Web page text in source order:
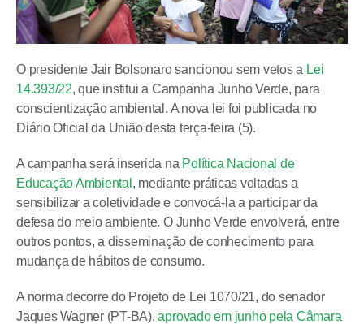
O presidente Jair Bolsonaro sancionou sem vetos a Lei
14.393/22, que institui a Campanha Junho Verde, para
conscientização ambiental. A nova lei foi publicada no
Diário Oficial da União desta terça-feira (5).
A campanha será inserida na Política Nacional de
Educação Ambiental , mediante práticas voltadas a
sensibilizar a coletividade e convocá-la a participar da
defesa do meio ambiente. O Junho Verde envolverá, entre
outros pontos, a disseminação de conhecimento para
mudança de hábitos de consumo.
A norma decorre do Projeto de Lei 1070/21, do senador
Jaques Wagner (PT-BA),aprovado em junho pela Câmara